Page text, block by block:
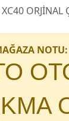
ORJİNAL
NOTU: